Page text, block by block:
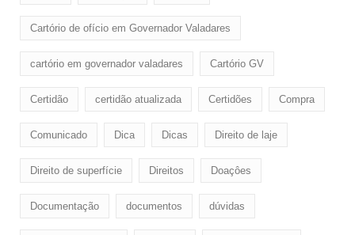
Cartório de ofício em Governador Valadares
cartório em governador valadares Cartório GV
Certidão certidão atualizada Certidões Compra
Comunicado Dica Dicas Direito de laje
Direito de superfície Direitos Doaçôes
Documentação documentos dúvidas